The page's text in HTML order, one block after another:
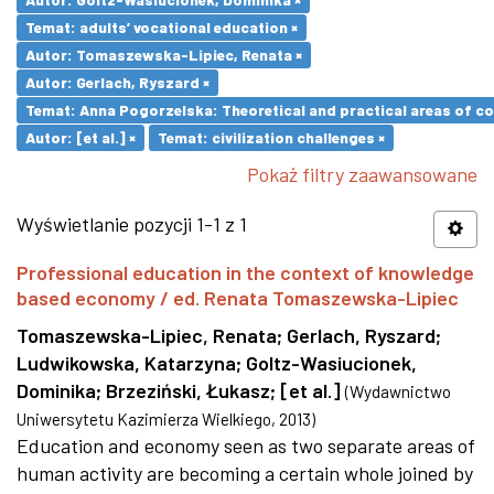
Temat: adults’ vocational education ×
Autor: Tomaszewska-Lipiec, Renata ×
Autor: Gerlach, Ryszard ×
Temat: Anna Pogorzelska: Theoretical and practical areas of
Autor: [et al.] ×
Temat: civilization challenges ×
Pokaż filtry zaawansowane
Wyświetlanie pozycji 1-1 z 1
Professional education in the context of knowledge
based economy / ed. Renata Tomaszewska-Lipiec
Tomaszewska-Lipiec, Renata; Gerlach, Ryszard;
Ludwikowska, Katarzyna; Goltz-Wasiucionek,
Dominika; Brzeziński, Łukasz; [et al.] (Wydawnictwo
Uniwersytetu Kazimierza Wielkiego, 2013)
Education and economy seen as two separate areas of
human activity are becoming a certain whole joined by